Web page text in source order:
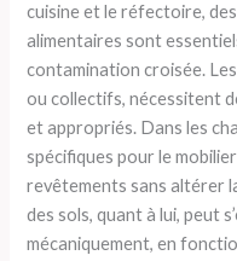
cuisine et le réfectoire,
alimentaires sont
contamination croisée.
ou collectifs, nécessitent
et appropriés. Dans les
spécifiques pour le
revêtements sans altérer
des sols, quant à lui, peut
mécaniquement, en